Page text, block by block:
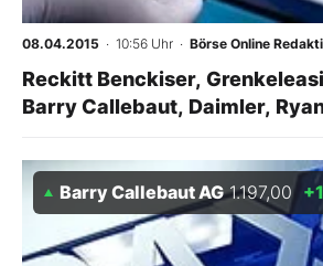
08.04.2015 · 10:56 Uhr · Börse Online
Reckitt Benckiser,
Barry Callebaut, Daimler,
Barry Callebaut AG 1.197,00